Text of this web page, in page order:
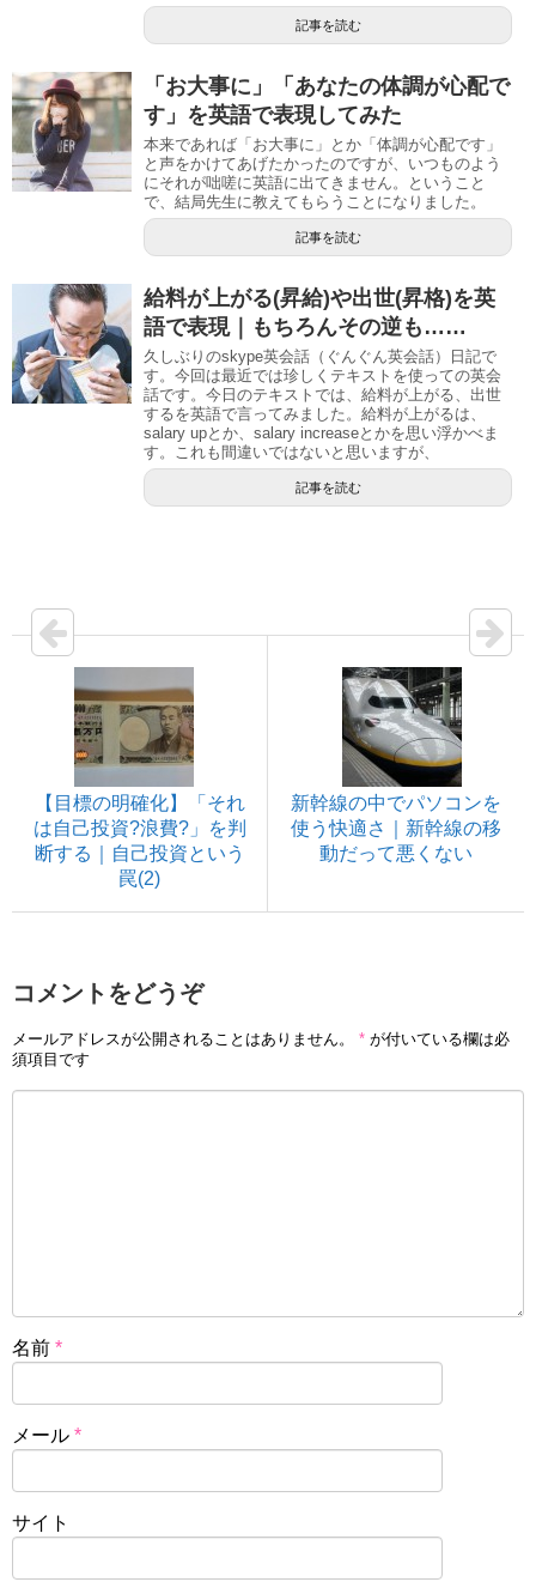
記事を読む
「お大事に」「あなたの体調が心配で
す」を英語で表現してみた
本来であれば「お大事に」とか「体調が心配です」
と声をかけてあげたかったのですが、いつものよう
にそれが咄嗟に英語に出てきません。ということ
で、結局先生に教えてもらうことになりました。
記事を読む
給料が上がる(昇給)や出世(昇格)を英
語で表現｜もちろんその逆も……
久しぶりのskype英会話（ぐんぐん英会話）日記で
す。今回は最近では珍しくテキストを使っての英会
話です。今日のテキストでは、給料が上がる、出世
するを英語で言ってみました。給料が上がるは、
salary upとか、salary increaseとかを思い浮かべま
す。これも間違いではないと思いますが、
記事を読む
【目標の明確化】「それ
は自己投資?浪費?」を判
断する｜自己投資という
罠(2)
新幹線の中でパソコンを
使う快適さ｜新幹線の移
動だって悪くない
コメントをどうぞ
メールアドレスが公開されることはありません。 * が付いている欄は必
須項目です
名前 *
メール *
サイト